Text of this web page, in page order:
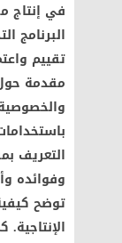
في إنتاج
البرنامج
مقدمة
التعريف
وفوائده
توضح